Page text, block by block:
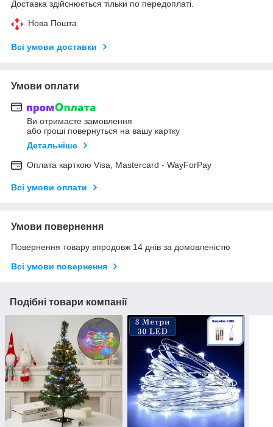
Доставка здійснюється тільки по передоплаті.
Нова Пошта
Всі умови доставки
Умови оплати
Ви отримаєте замовлення
або гроші повернуться на вашу картку
Детальніше
Оплата карткою Visa, Mastercard - WayForPay
Всі умови оплати
Умови повернення
Повернення товару впродовж 14 днів за домовленістю
Всі умови повернення
Подібні товари компанії